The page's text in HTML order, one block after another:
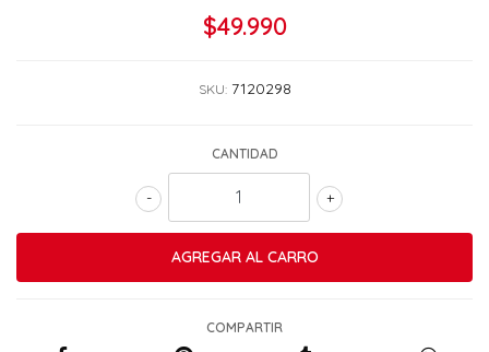
$49.990
SKU: 7120298
CANTIDAD
+
-
COMPARTIR